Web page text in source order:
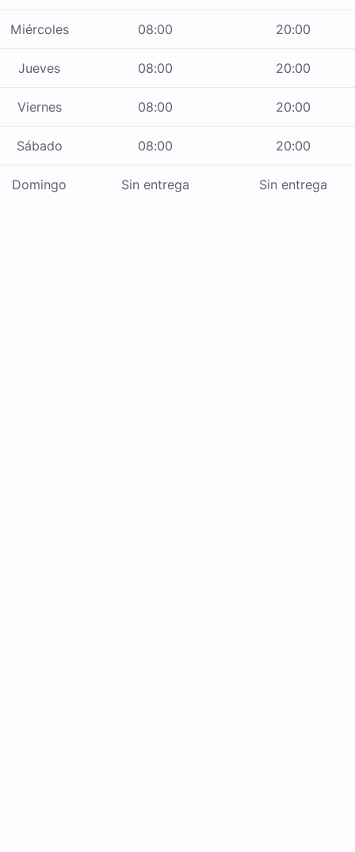
Miércoles 08:00 20:00
Jueves 08:00 20:00
Viernes 08:00 20:00
Sábado 08:00 20:00
Domingo Sin entrega Sin entrega